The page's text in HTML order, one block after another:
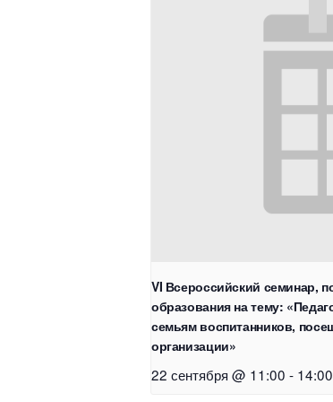
VI Всероссийский семинар,
образования на тему:
семьям воспитанников,
организации»
22 сентября @ 11:00 - 14:00